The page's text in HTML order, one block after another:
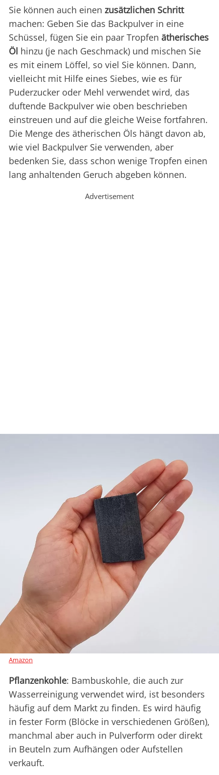
Sie können auch einen zusätzlichen Schritt
machen: Geben Sie das Backpulver in eine
Schüssel, fügen Sie ein paar Tropfen ätherisches
Öl hinzu (je nach Geschmack) und mischen Sie
es mit einem Löffel, so viel Sie können. Dann,
vielleicht mit Hilfe eines Siebes, wie es für
Puderzucker oder Mehl verwendet wird, das
duftende Backpulver wie oben beschrieben
einstreuen und auf die gleiche Weise fortfahren.
Die Menge des ätherischen Öls hängt davon ab,
wie viel Backpulver Sie verwenden, aber
bedenken Sie, dass schon wenige Tropfen einen
lang anhaltenden Geruch abgeben können.
Advertisement
Amazon
Pflanzenkohle: Bambuskohle, die auch zur
Wasserreinigung verwendet wird, ist besonders
häufig auf dem Markt zu finden. Es wird häufig
in fester Form (Blöcke in verschiedenen Größen),
manchmal aber auch in Pulverform oder direkt
in Beuteln zum Aufhängen oder Aufstellen
verkauft.